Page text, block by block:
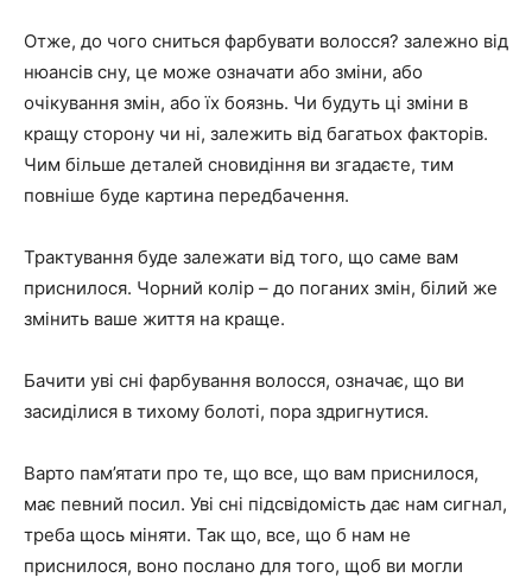
Отже, до чого сниться фарбувати волосся? залежно від
нюансів сну, це може означати або зміни, або
очікування змін, або їх боязнь. Чи будуть ці зміни в
кращу сторону чи ні, залежить від багатьох факторів.
Чим більше деталей сновидіння ви згадаєте, тим
повніше буде картина передбачення.
Трактування буде залежати від того, що саме вам
приснилося. Чорний колір – до поганих змін, білий же
змінить ваше життя на краще.
Бачити уві сні фарбування волосся, означає, що ви
засиділися в тихому болоті, пора здригнутися.
Варто пам’ятати про те, що все, що вам приснилося,
має певний посил. Уві сні підсвідомість дає нам сигнал,
треба щось міняти. Так що, все, що б нам не
приснилося, воно послано для того, щоб ви могли